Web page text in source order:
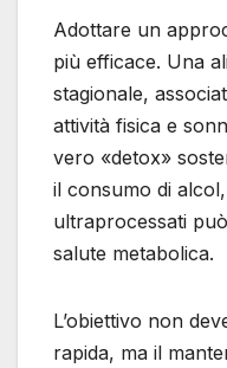
Adottare un
più efficace. Una
stagionale,
attività fisica e
vero «detox»
il consumo di
ultraprocessati
salute metabolica.
L’obiettivo non
rapida, ma il